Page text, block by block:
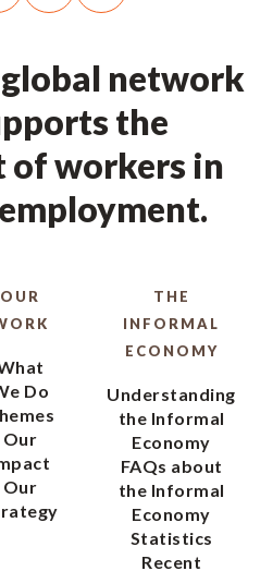
global network
the
of workers in
OUR
Do
Our
Our
THE
INFORMAL
ECONOMY
Understanding
the Informal
Economy
FAQs about
the Informal
Economy
Statistics
Recent